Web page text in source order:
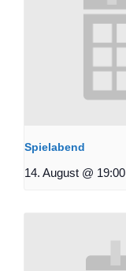
Spielabend
14. August @ 19:00